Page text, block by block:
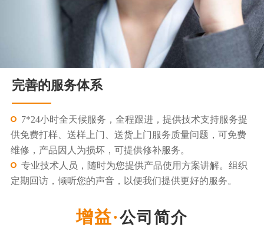
完善的服务体系
7*24小时全天候服务，全程跟进，提供技术支持服务提
供免费打样、送样上门、送货上门服务质量问题，可免费
维修，产品因人为损坏，可提供修补服务。
专业技术人员，随时为您提供产品使用方案讲解。组织
定期回访，倾听您的声音，以便我们提供更好的服务。
公司简介